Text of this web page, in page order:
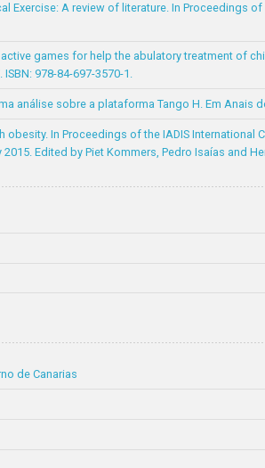
Exercise: A review of literature. In Proceedings
active games for help the abulatory treatment of
978-84-697-3570-1.
análise sobre a plataforma Tango H. Em Anais
In Proceedings of the IADIS International
2015. Edited by Piet Kommers, Pedro Isaías and
de Canarias